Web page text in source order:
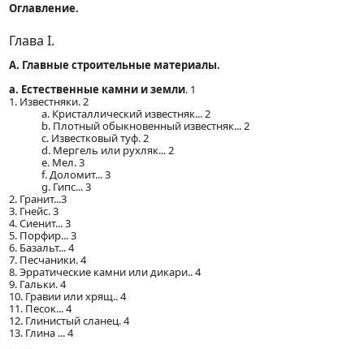
Оглавление.
Глава I.
А. Главные строительные материалы.
a. Естественные камни и земли. 1
1. Известняки. 2
a. Кристаллический известняк... 2
b. Плотный обыкновенный известняк... 2
c. Известковый туф. 2
d. Мергель или рухляк... 2
e. Мел. 3
f. Доломит... 3
g. Гипс... 3
2. Гранит...3
3. Гнейс. 3
4. Сиенит... 3
5. Порфир... 3
6. Базальт... 4
7. Песчаники. 4
8. Эрратические камни или дикари.. 4
9. Гальки. 4
10. Гравии или хрящ.. 4
11. Песок... 4
12. Глинистый сланец. 4
13. Глина ... 4